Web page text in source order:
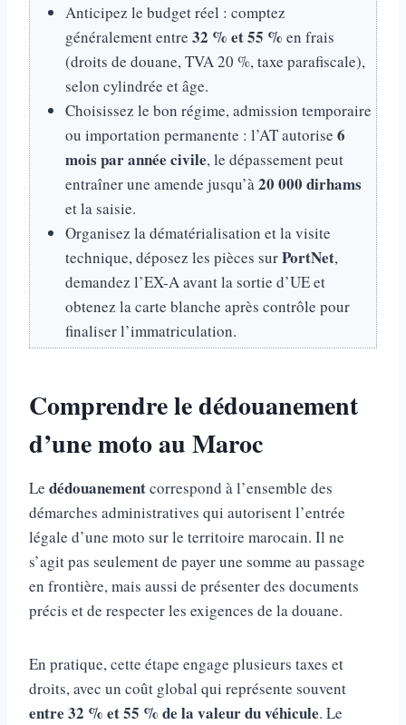
Anticipez le budget réel : comptez
généralement entre 32 % et 55 % en frais
(droits de douane, TVA 20 %, taxe parafiscale),
selon cylindrée et âge.
Choisissez le bon régime, admission temporaire
ou importation permanente : l’AT autorise 6
mois par année civile, le dépassement peut
entraîner une amende jusqu’à 20 000 dirhams
et la saisie.
Organisez la dématérialisation et la visite
technique, déposez les pièces surPortNet,
demandez l’EX-A avant la sortie d’UE et
obtenez la carte blanche après contrôle pour
finaliser l’immatriculation.
Comprendre le dédouanement
d’une moto au Maroc
Le dédouanementcorrespond à l’ensemble des
démarches administratives qui autorisent l’entrée
légale d’une moto sur le territoire marocain. Il ne
s’agit pas seulement de payer une somme au passage
en frontière, mais aussi de présenter des documents
précis et de respecter les exigences de la douane.
En pratique, cette étape engage plusieurs taxes et
droits, avec un coût global qui représente souvent
entre 32 % et 55 % de la valeur du véhicule. Le